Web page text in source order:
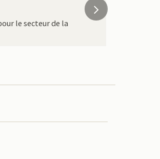
le secteur de la